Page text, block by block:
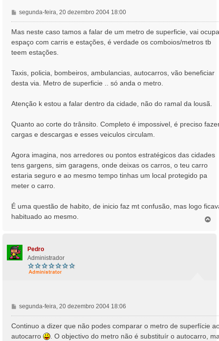
M
e
n
a
g
m
segunda-feira, 20 dezembro 2004 18:00
Mas neste caso tamos a falar de um metro de superficie, vai
espaço com carris e estações, é verdade os comboios/metros tb
teem estações.
Taxis, policia, bombeiros, ambulancias, autocarros, vão beneficiar
desta via. Metro de superficie .. só anda o metro.
Atenção k estou a falar dentro da cidade, não do ramal da lousã.
Quanto ao corte do trânsito. Completo é impossivel, é preciso
cargas e descargas e esses veiculos circulam.
Agora imagina, nos arredores ou pontos estratégicos das cidades
tens gargens, sim garagens, onde deixas os carros, o teu carro
estaria seguro e ao mesmo tempo tinhas um local protegido pa
meter o carro.
É uma questão de habito, de inicio faz mt confusão, mas logo
habituado ao mesmo.
Pedro
Administrador
M
e
n
segunda-feira, 20 dezembro 2004 18:06
Continuo a dizer que não podes comparar o metro de superfície
autocarro
. O objectivo do metro não é substituír o autocarro,